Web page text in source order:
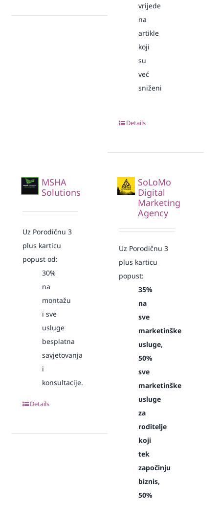
vrijede
na
artikle
koji
su
već
sniženi
Details
MSHA
Solutions
Uz Porodičnu 3
plus karticu
popust od:
30%
na
montažu
i sve
usluge
besplatna
savjetovanja
i
konsultacije.
Details
SoLoMo
Digital
Marketing
Agency
Uz Porodičnu 3
plus karticu
popust:
35%
na
sve
marketinške
usluge,
50%
sve
marketinške
usluge
za
roditelje
koji
tek
započinju
biznis,
50%